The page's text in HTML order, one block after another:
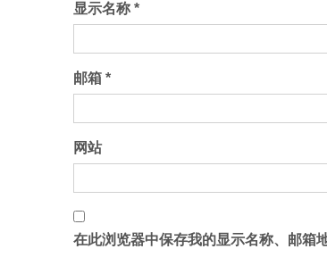
显示名称 *
邮箱 *
网站
在此浏览器中保存我的显示名称、邮箱